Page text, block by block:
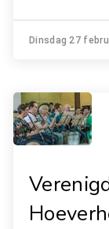
Dinsdag 27